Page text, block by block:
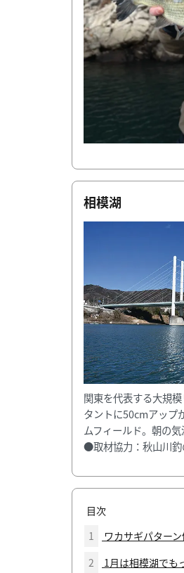
相模湖
関東を代表する大規
タントに50cmアップ
ムフィールド。朝の
●取材協力：秋山川釣
目次
1
ワカサギパター
2
1月は相模湖でも